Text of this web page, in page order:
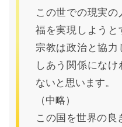
この世での現実の
福を実現しようと
宗教は政治と協力
しあう関係になけ
ないと思います。
（中略）
この国を世界の良